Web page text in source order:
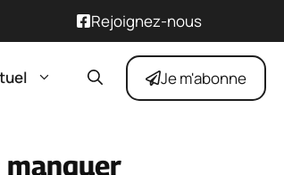
Rejoignez-nous
Je m'abonne
manquer